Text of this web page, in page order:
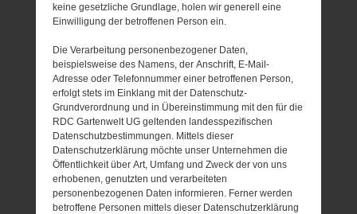
keine gesetzliche Grundlage, holen wir generell eine
Einwilligung der betroffenen Person ein.
Die Verarbeitung personenbezogener Daten,
beispielsweise des Namens, der Anschrift, E-Mail-
Adresse oder Telefonnummer einer betroffenen Person,
erfolgt stets im Einklang mit der Datenschutz-
Grundverordnung und in Übereinstimmung mit den für die
RDC Gartenwelt UG geltenden landesspezifischen
Datenschutzbestimmungen. Mittels dieser
Datenschutzerklärung möchte unser Unternehmen die
Öffentlichkeit über Art, Umfang und Zweck der von uns
erhobenen, genutzten und verarbeiteten
personenbezogenen Daten informieren. Ferner werden
betroffene Personen mittels dieser Datenschutzerklärung